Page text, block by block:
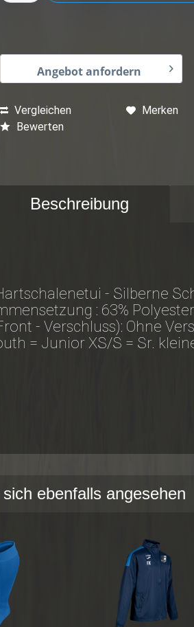
Angebot anfordern
Vergleichen
Merken
Bewerten
Beschreibung
- Silberne
: 63%
- Verschluss): Ohne
= Junior XS/S = Sr.
ebenfalls angesehen